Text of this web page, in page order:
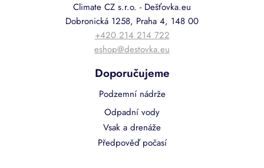
Climate CZ s.r.o. - Dešťovka.eu
Dobronická 1258, Praha 4, 148 00
+420 214 214 722
eshop@destovka.eu
Doporučujeme
Podzemní nádrže
Odpadní vody
Vsak a drenáže
Předpověď počasí